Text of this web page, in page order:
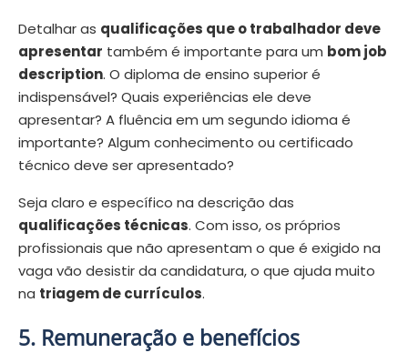
Detalhar as qualificações que o trabalhador deve
apresentar também é importante para um bom job
description. O diploma de ensino superior é
indispensável? Quais experiências ele deve
apresentar? A fluência em um segundo idioma é
importante? Algum conhecimento ou certificado
técnico deve ser apresentado?
Seja claro e específico na descrição das
qualificações técnicas. Com isso, os próprios
profissionais que não apresentam o que é exigido na
vaga vão desistir da candidatura, o que ajuda muito
na triagem de currículos.
5. Remuneração e benefícios